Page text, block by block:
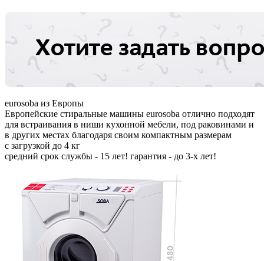
eurosoba из Европы
Европейские стиральные машины eurosoba отлично подходят
для встраивания в ниши кухонной мебели, под раковинами и
в других местах благодаря своим компактным размерам
с загрузкой до 4 кг
средний срок службы - 15 лет! гарантия - до 3-х лет!